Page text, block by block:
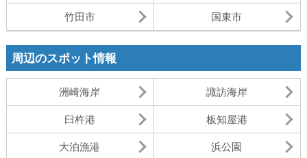
竹田市 国東市
周辺のスポット情報
洲崎海岸 諏訪海岸
臼杵港 板知屋港
大泊漁港 浜公園